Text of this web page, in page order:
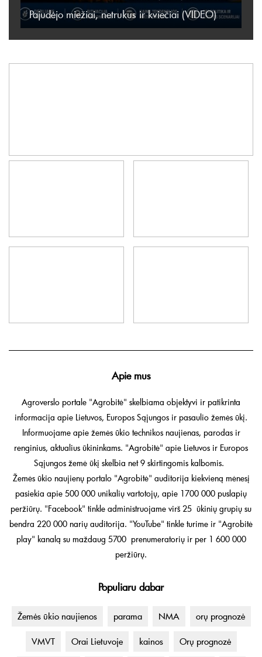
Pajudėjo miežiai, netrukus ir kviečiai (VIDEO)
Apie mus
Agroverslo portale "Agrobitė" skelbiama objektyvi ir patikrinta
informacija apie Lietuvos, Europos Sąjungos ir pasaulio žemės ūkį.
Informuojame apie žemės ūkio technikos naujienas, parodas ir
renginius, aktualius ūkininkams. "Agrobitė" apie Lietuvos ir Europos
Sąjungos žemė ūkį skelbia net 9 skirtingomis kalbomis.
Žemės ūkio naujienų portalo "Agrobitė" auditorija kiekvieną mėnesį
pasiekia apie 500 000 unikalių vartotojų, apie 1700 000 puslapių
peržiūrų. "Facebook" tinkle administruojame virš 25 ūkinių grupių su
bendra 220 000 narių auditorija. "YouTube" tinkle turime ir "Agrobitė
play" kanalą su maždaug 5700 prenumeratorių ir per 1 600 000
peržiūrų.
Populiaru dabar
Žemės ūkio naujienos parama NMA orų prognozė
VMVT Orai Lietuvoje kainos Orų prognozė